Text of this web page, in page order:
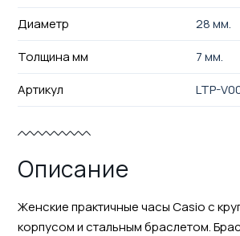
Диаметр
28 мм.
Толщина мм
7 мм.
Артикул
LTP-
Описание
Женские практичные часы Casio с
корпусом и стальным браслетом.